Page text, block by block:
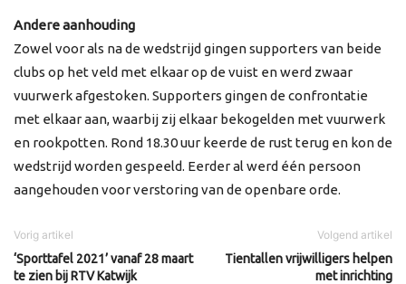
Andere aanhouding
Zowel voor als na de wedstrijd gingen supporters van beide
clubs op het veld met elkaar op de vuist en werd zwaar
vuurwerk afgestoken. Supporters gingen de confrontatie
met elkaar aan, waarbij zij elkaar bekogelden met vuurwerk
en rookpotten. Rond 18.30 uur keerde de rust terug en kon de
wedstrijd worden gespeeld. Eerder al werd één persoon
aangehouden voor verstoring van de openbare orde.
Vorig artikel
‘Sporttafel 2021’ vanaf 28 maart
te zien bij RTV Katwijk
Volgend artikel
Tientallen vrijwilligers helpen
met inrichting